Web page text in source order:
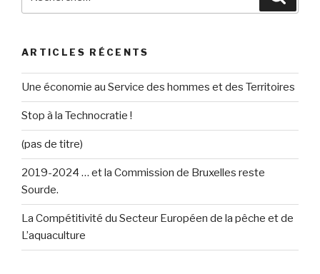
ARTICLES RÉCENTS
Une économie au Service des hommes et des Territoires
Stop à la Technocratie !
(pas de titre)
2019-2024 … et la Commission de Bruxelles reste
Sourde.
La Compétitivité du Secteur Européen de la pêche et de
L’aquaculture